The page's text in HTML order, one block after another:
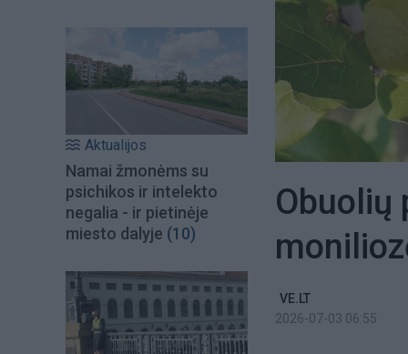
Aktualijos
Namai žmonėms su
psichikos ir intelekto
negalia - ir pietinėje
miesto dalyje (10)
Obuolių
VE.LT
2026-07-03 06:55